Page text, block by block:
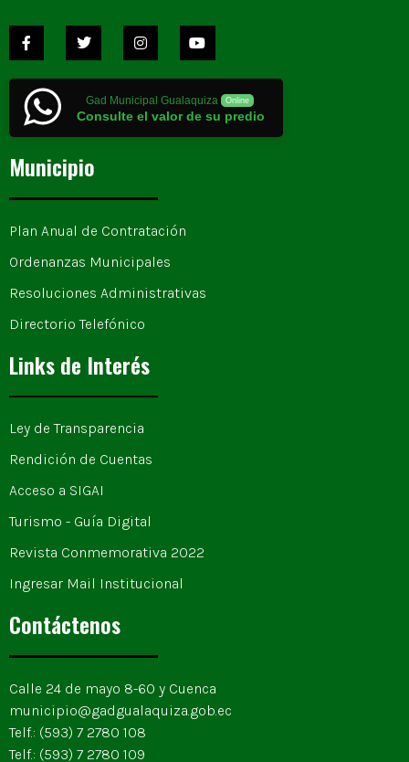
Gad Municipal Gualaquiza Online
Consulte el valor de su predio
Municipio
Plan Anual de Contratación
Ordenanzas Municipales
Resoluciones Administrativas
Directorio Telefónico
Links de Interés
Ley de Transparencia
Rendición de Cuentas
Acceso a SIGAI
Turismo - Guía Digital
Revista Conmemorativa 2022
Ingresar Mail Institucional
Contáctenos
Calle 24 de mayo 8-60 y Cuenca
municipio@gadgualaquiza.gob.ec
Telf.: (593) 7 2780 108
Telf.: (593) 7 2780 109